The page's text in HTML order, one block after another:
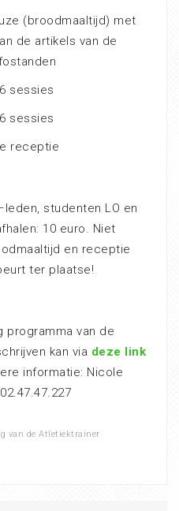
(broodmaaltijd) met
de artikels van de
sessies
sessies
receptie
studenten LO en
10 euro. Niet
en receptie
ter plaatse!
programma van de
kan via deze link
informatie: Nicole
van de Atletiektrainer